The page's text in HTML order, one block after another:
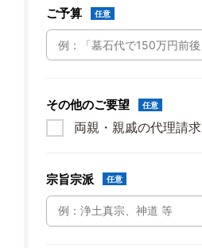
ご予算 任意
その他のご要望 任意
両親・親戚の代理請求
宗旨宗派 任意